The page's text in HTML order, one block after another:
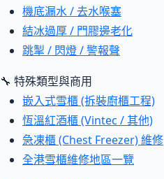
機底漏水 / 去水喉塞
結冰過厚 / 門膠邊老化
跳掣 / 閃燈 / 警報聲
🔧 特殊類型與商用
嵌入式雪櫃 (拆裝廚櫃工程)
恆溫紅酒櫃 (Vintec / 其他)
急凍櫃 (Chest Freezer) 維修
全港雪櫃維修地區一覽